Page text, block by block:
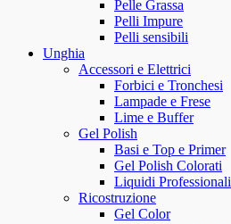
Pelle Grassa
Pelli Impure
Pelli sensibili
Unghia
Accessori e Elettrici
Forbici e Tronchesi
Lampade e Frese
Lime e Buffer
Gel Polish
Basi e Top e Primer
Gel Polish Colorati
Liquidi Professionali
Ricostruzione
Gel Color